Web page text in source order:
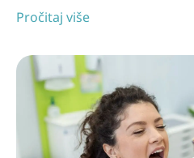
Pročitaj više